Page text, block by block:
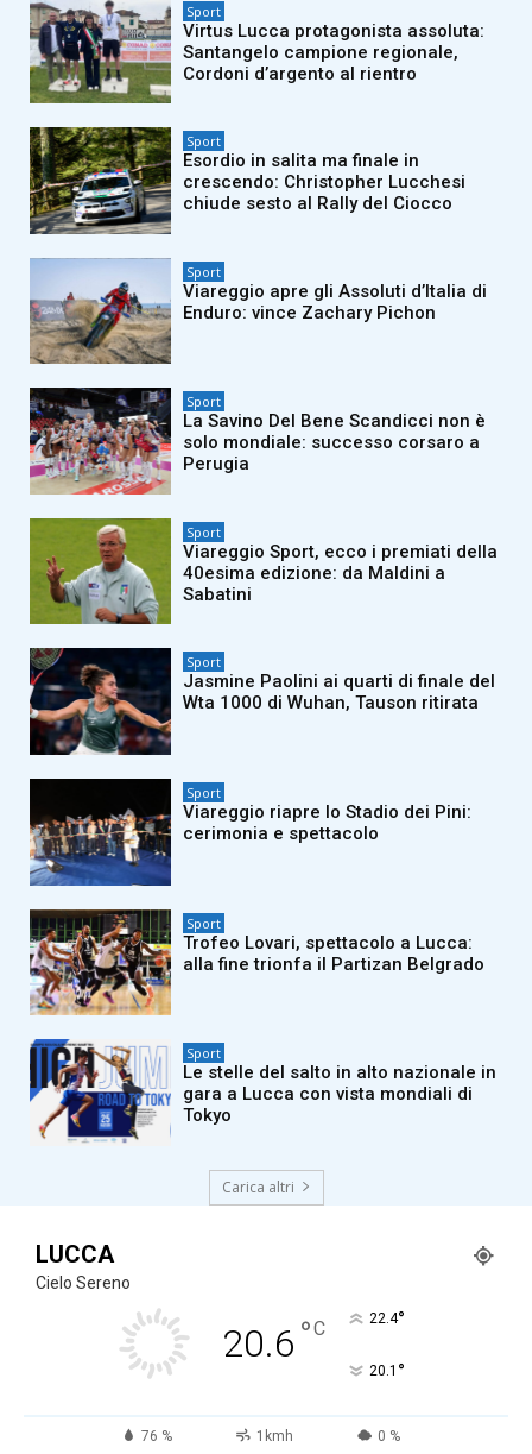
Sport
Virtus Lucca protagonista assoluta:
Santangelo campione regionale,
Cordoni d’argento al rientro
Sport
Esordio in salita ma finale in
crescendo: Christopher Lucchesi
chiude sesto al Rally del Ciocco
Sport
Viareggio apre gli Assoluti d’Italia di
Enduro: vince Zachary Pichon
Sport
La Savino Del Bene Scandicci non è
solo mondiale: successo corsaro a
Perugia
Sport
Viareggio Sport, ecco i premiati della
40esima edizione: da Maldini a
Sabatini
Sport
Jasmine Paolini ai quarti di finale del
Wta 1000 di Wuhan, Tauson ritirata
Sport
Viareggio riapre lo Stadio dei Pini:
cerimonia e spettacolo
Sport
Trofeo Lovari, spettacolo a Lucca:
alla fine trionfa il Partizan Belgrado
Sport
Le stelle del salto in alto nazionale in
gara a Lucca con vista mondiali di
Tokyo
Carica altri
LUCCA
Cielo Sereno
20.6 °C 22.4°
20.1 °
76 % 1kmh 0 %